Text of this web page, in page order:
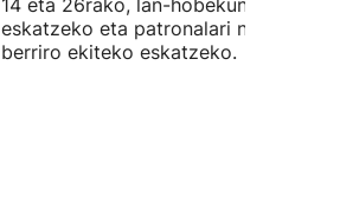
14 eta 26rako, lan-hobekuntzak
eskatzeko eta patronalari
berriro ekiteko eskatzeko.